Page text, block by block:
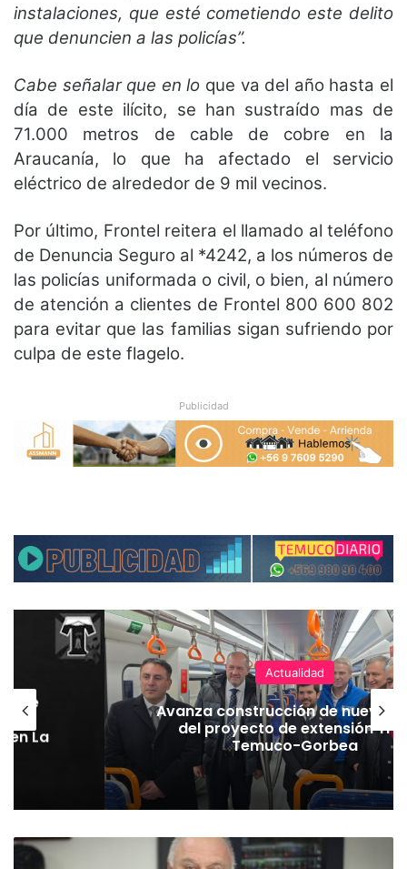
instalaciones, que esté cometiendo este delito
que denuncien a las policías”.
Cabe señalar que en lo que va del año hasta el
día de este ilícito, se han sustraído mas de
71.000 metros de cable de cobre en la
Araucanía, lo que ha afectado el servicio
eléctrico de alrededor de 9 mil vecinos.
Por último, Frontel reitera el llamado al teléfono
de Denuncia Seguro al *4242, a los números de
las policías uniformada o civil, o bien, al número
de atención a clientes de Frontel 800 600 802
para evitar que las familias sigan sufriendo por
culpa de este flagelo.
Publicidad
en La
Actualidad
Avanza construcción de nuevas
del proyecto de extensión
Temuco-Gorbea
D